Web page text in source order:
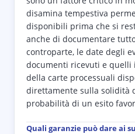
disamina tempestiva
disponibili prima che si
anche di documentare
controparte, le date degli
documenti ricevuti e quelli
della carte processuali
direttamente sulla solidità
probabilità di un esito
Quali garanzie può dare ai